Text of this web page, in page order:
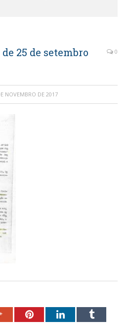
de 25 de setembro
0
NOVEMBRO DE 2017
Google+PinterestLinkedInTumblr